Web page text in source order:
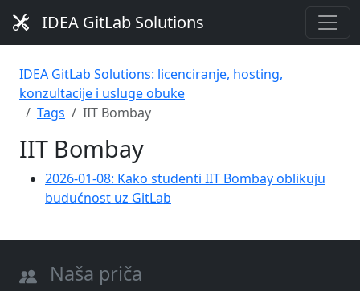
IDEA GitLab Solutions
IDEA GitLab Solutions: licenciranje, hosting,
konzultacije i usluge obuke
Tags
IIT Bombay
IIT Bombay
2026-01-08: Kako studenti IIT Bombay oblikuju
budućnost uz GitLab
Naša priča